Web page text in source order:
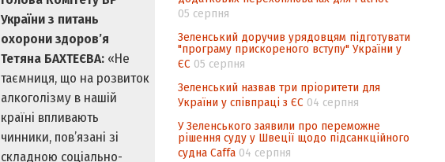
України з питань
охорони здоров’я
Тетяна БАХТЕЄВА: «Не
таємниця, що на розвиток
алкоголізму в нашій
країні впливають
чинники, пов’язані зі
складною соціально-
05 серпня
Зеленський доручив урядовцям підготувати
"програму прискореного вступу" України у
ЄС 05 серпня
Зеленський назвав три пріоритети для
України у співпраці з ЄС 04 серпня
У Зеленського заявили про переможне
рішення суду у Швеції щодо підсанкційного
судна Caffa 04 серпня